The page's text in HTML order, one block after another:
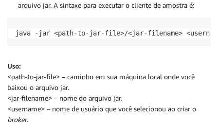
arquivo jar. A sintaxe para executar o cliente de amostra é:
java -jar <path-to-jar-file>/<jar-filename>
Uso:
<path-to-jar-file> – caminho em sua máquina local onde você
baixou o arquivo jar.
<jar-filename> – nome do arquivo jar.
<username> – nome de usuário que você selecionou ao criar o
broker.